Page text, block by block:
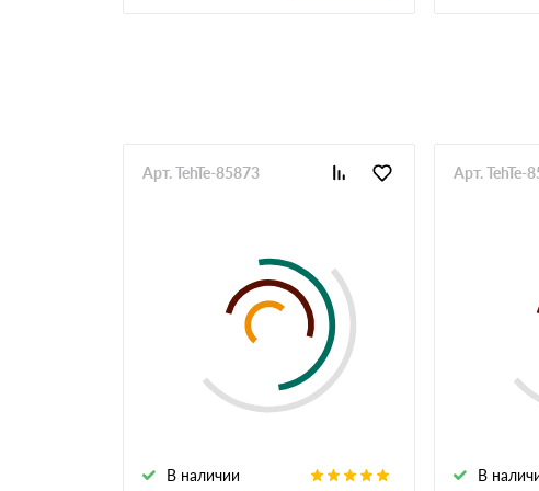
Увидели нужную позицию утеплителя в наличии,
Иван
Заказываем уже много лет под объекты, с
Андрей
Работаю напрямую с менеджерами, стараюсь
Огромная благодарность менеджеру Евгению,
Михаил
Дмитрий
В наличии
Арт. TehTe-85873
В
Арт. TehTe-